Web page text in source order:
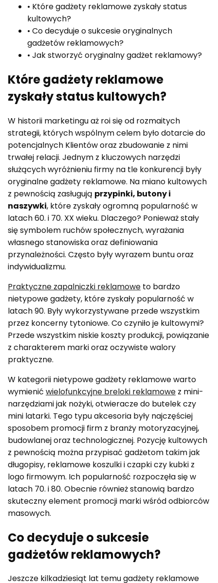
• Które gadżety reklamowe zyskały status
kultowych?
• Co decyduje o sukcesie oryginalnych
gadżetów reklamowych?
• Jak stworzyć oryginalny gadżet reklamowy?
Które gadżety reklamowe
zyskały status kultowych?
W historii marketingu aż roi się od rozmaitych
strategii, których wspólnym celem było dotarcie do
potencjalnych Klientów oraz zbudowanie z nimi
trwałej relacji. Jednym z kluczowych narzędzi
służących wyróżnieniu firmy na tle konkurencji były
oryginalne gadżety reklamowe. Na miano kultowych
z pewnością zasługują przypinki, butony i
naszywki, które zyskały ogromną popularność w
latach 60. i 70. XX wieku. Dlaczego? Ponieważ stały
się symbolem ruchów społecznych, wyrażania
własnego stanowiska oraz definiowania
przynależności. Często były wyrazem buntu oraz
indywidualizmu.
Praktyczne zapalniczki reklamowe to bardzo
nietypowe gadżety, które zyskały popularność w
latach 90. Były wykorzystywane przede wszystkim
przez koncerny tytoniowe. Co czyniło je kultowymi?
Przede wszystkim niskie koszty produkcji, powiązanie
z charakterem marki oraz oczywiste walory
praktyczne.
W kategorii nietypowe gadżety reklamowe warto
wymienić wielofunkcyjne breloki reklamowe z mini-
narzędziami jak nożyki, otwieracze do butelek czy
mini latarki. Tego typu akcesoria były najczęściej
sposobem promocji firm z branży motoryzacyjnej,
budowlanej oraz technologicznej. Pozycję kultowych
z pewnością można przypisać gadżetom takim jak
długopisy, reklamowe koszulki i czapki czy kubki z
logo firmowym. Ich popularność rozpoczęła się w
latach 70. i 80. Obecnie również stanowią bardzo
skuteczny element promocji marki wśród odbiorców
masowych.
Co decyduje o sukcesie
gadżetów reklamowych?
Jeszcze kilkadziesiąt lat temu gadżety reklamowe